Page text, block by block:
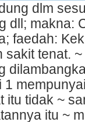
dlm
dll; makna:
faedah:
sakit tenat.
1
itu tidak ~
itu ~